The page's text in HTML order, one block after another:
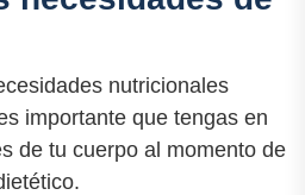
nutricionales
importante que tengas en
de tu cuerpo al momento de